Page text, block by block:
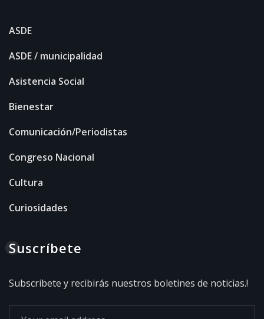
ASDE
ASDE / municipalidad
Asistencia Social
Bienestar
Comunicación/Periodistas
Congreso Nacional
Cultura
Curiosidades
Suscríbete
Subscribete y recibirás nuestros boletines de noticias.!